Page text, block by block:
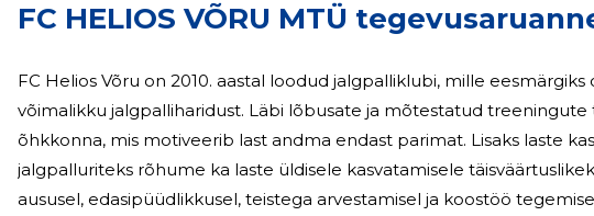
FC HELIOS VÕRU MTÜ
FC Helios Võru on 2010. aastal loodud jalgpalliklubi, mille
võimalikku jalgpalliharidust. Läbi lõbusate ja mõtestatud treeningute
õhkkonna, mis motiveerib last andma endast parimat. Lisaks laste
jalgpalluriteks rõhume ka laste üldisele kasvatamisele
aususel, edasipüüdlikkusel, teistega arvestamisel ja koostöö